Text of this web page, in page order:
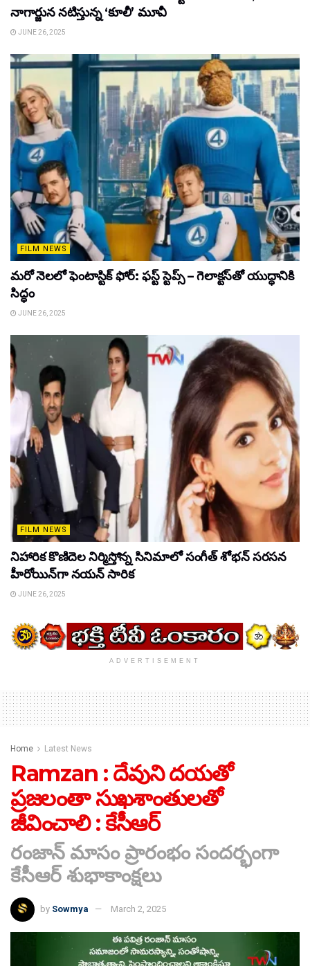
నాగార్జున నటిస్తున్న ‘కూలీ’ మూవీ
JUNE 26, 2025
FILM NEWS
మరో నెలలో ఫెంటాస్టిక్ ఫోర్: ఫస్ట్ స్టెప్స్ – గెలాక్టస్‌తో యుద్ధానికి
సిద్ధం
JUNE 26, 2025
FILM NEWS
నిహారిక కొణిదెల నిర్మిస్తోన్న సినిమాలో సంగీత్ శోభన్ సరసన
హీరోయిన్‌గా నయన్ సారిక
JUNE 26, 2025
ADVERTISEMENT
Home Latest News
Ramzan : దేవుని దయతో
ప్రజలంతా సుఖశాంతులతో
జీవించాలి : కేసీఆర్
రంజాన్ మాసం ప్రారంభం సందర్భంగా
కేసీఆర్ శుభాకాంక్షలు
by Sowmya March 2, 2025